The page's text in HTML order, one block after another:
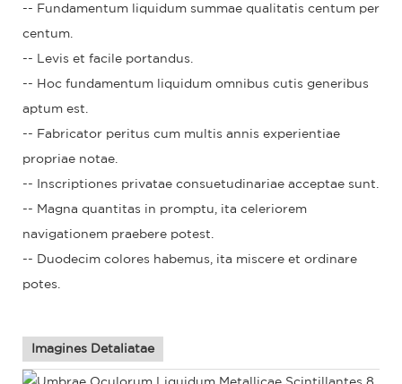
-- Fundamentum liquidum summae qualitatis centum per
centum.
-- Levis et facile portandus.
-- Hoc fundamentum liquidum omnibus cutis generibus
aptum est.
-- Fabricator peritus cum multis annis experientiae
propriae notae.
-- Inscriptiones privatae consuetudinariae acceptae sunt.
-- Magna quantitas in promptu, ita celeriorem
navigationem praebere potest.
-- Duodecim colores habemus, ita miscere et ordinare
potes.
Imagines Detaliatae